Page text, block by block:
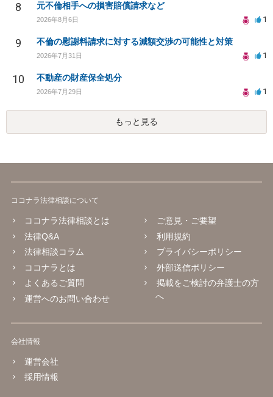
8 元不倫相手への損害賠償請求など
2026年8月6日 1
9 不倫の慰謝料請求に対する減額交渉の可能性と対策
2026年7月31日 1
10 不動産の財産保全処分
2026年7月29日 1
もっと見る
ココナラ法律相談について
ココナラ法律相談とは
法律Q&A
法律相談コラム
ココナラとは
よくあるご質問
運営へのお問い合わせ
ご意見・ご要望
利用規約
プライバシーポリシー
外部送信ポリシー
掲載をご検討の弁護士の方
へ
会社情報
運営会社
採用情報